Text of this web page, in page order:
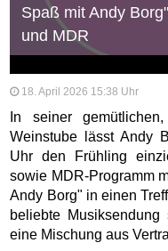
Spaß mit Andy
und MDR
18. April 2026 15:38 Uhr
In seiner
Weinstube lässt Andy
Uhr den Frühling
sowie MDR-Programm
Andy Borg" in einen
beliebte
eine Mischung aus